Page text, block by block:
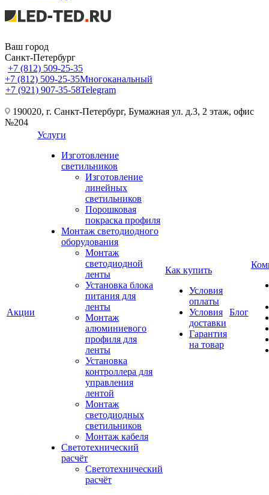
Ваш город
Санкт-Петербург
+7 (812) 509-25-35
+7 (812) 509-25-35Многоканальный
+7 (921) 907-35-58Telegram
190020, г. Санкт-Петербург, Бумажная ул. д.3, 2 этаж, офис
№204
Акции
Услуги
Изготовление
светильников
Изготовление
линейных
светильников
Порошковая
покраска профиля
Монтаж светодиодного
оборудования
Монтаж
светодиодной
ленты
Установка блока
питания для
ленты
Монтаж
алюминиевого
профиля для
ленты
Установка
контроллера для
управления
лентой
Монтаж
светодиодных
светильников
Монтаж кабеля
Светотехнический
расчёт
Светотехнический
расчёт
Как купить
Условия
оплаты
Условия
доставки
Гарантия
на товар
Блог